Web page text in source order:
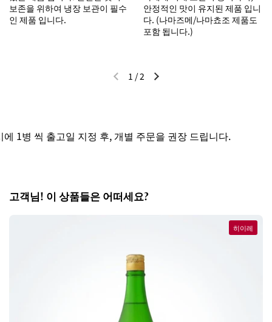
보존을 위하여 냉장 보관이 필수
인 제품 입니다.
안정적인 맛이 유지된 제품 입니
다. (나마즈메/나마쵸조 제품도
포함 됩니다.)
이전 슬라이드다음 슬라이드
1 /2
병 씩 출고일 지정 후, 개별 주문을 권장 드립니다.
고객님! 이 상품들은 어떠세요?
히이레